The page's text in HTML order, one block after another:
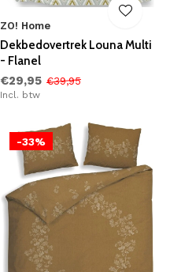
ZO! Home
Dekbedovertrek Louna Multi
- Flanel
€29,95 €39,95
Incl. btw
-33%